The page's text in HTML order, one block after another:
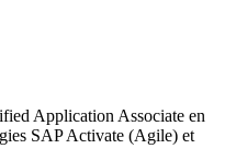
Application Associate en
SAP Activate (Agile) et